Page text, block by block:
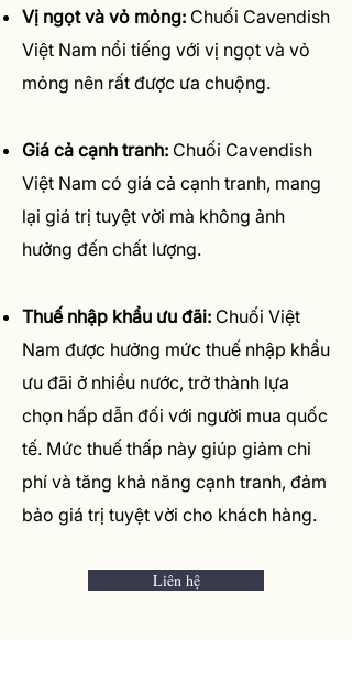
Vị ngọt và vỏ mỏng: Chuối Cavendish
Việt Nam nổi tiếng với vị ngọt và vỏ
mỏng nên rất được ưa chuộng.
Giá cả cạnh tranh: Chuối Cavendish
Việt Nam có giá cả cạnh tranh, mang
lại giá trị tuyệt vời mà không ảnh
hưởng đến chất lượng.
Thuế nhập khẩu ưu đãi: Chuối Việt
Nam được hưởng mức thuế nhập khẩu
ưu đãi ở nhiều nước, trở thành lựa
chọn hấp dẫn đối với người mua quốc
tế. Mức thuế thấp này giúp giảm chi
phí và tăng khả năng cạnh tranh, đảm
bảo giá trị tuyệt vời cho khách hàng.
Liên hệ